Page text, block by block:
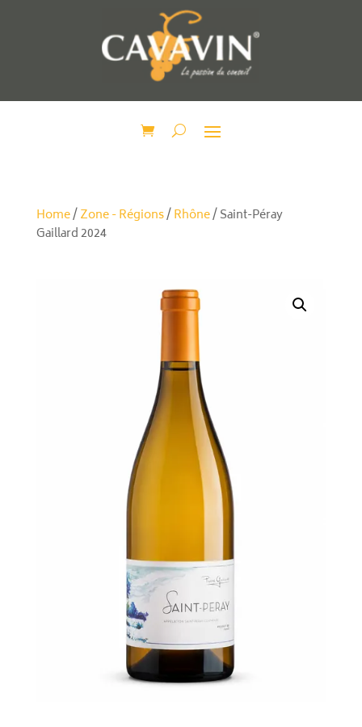
Home/Zone - Régions/Rhône/ Saint-Péray
Gaillard 2024